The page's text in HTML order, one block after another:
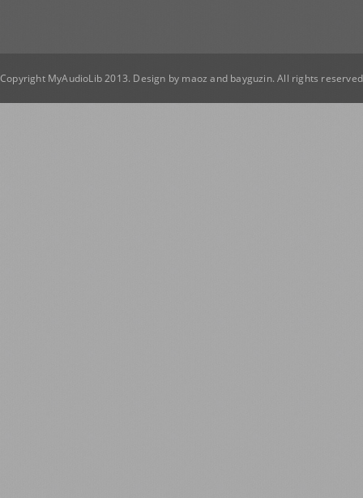
Copyright MyAudioLib 2013. Design by maoz and bayguzin. All rights